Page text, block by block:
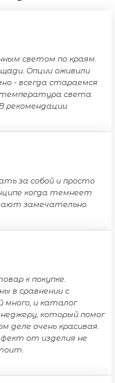
светом по краям.
Опции оживили
- всегда стараемся
света
рекомендации
за собой и просто
когда темнеет
замечательно.
к покупке.
в сравнении с
и каталог
который помог
деле очень красивая.
от изделия не